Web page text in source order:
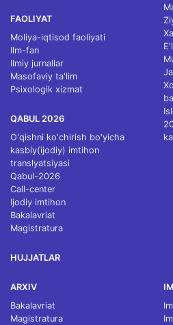
FAOLIYAT
Moliya-iqtisod faoliyati
Ilm-fan
Ilmiy jurnallar
Masofaviy ta'lim
Psixologik xizmat
QABUL 2026
O'qishni ko'chirish bo'yicha
kasbiy(ijodiy) imtihon
translyatsiyasi
Qabul-2026
Call-center
Ijodiy imtihon
Bakalavriat
Magistratura
HUJJATLAR
ARXIV
Bakalavriat
Magistratura